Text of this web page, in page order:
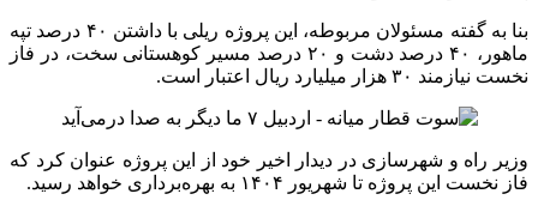
بنا به گفته مسئولان مربوطه، این پروژه ریلی با داشتن ۴۰ درصد تپه
ماهور، ۴۰ درصد دشت و ۲۰ درصد مسیر کوهستانی سخت، در فاز
نخست نیازمند ۳۰ هزار میلیارد ریال اعتبار است.
وزیر راه و شهرسازی در دیدار اخیر خود از این پروژه عنوان کرد که
فاز نخست این پروژه تا شهریور ۱۴۰۴ به بهره‌برداری خواهد رسید.